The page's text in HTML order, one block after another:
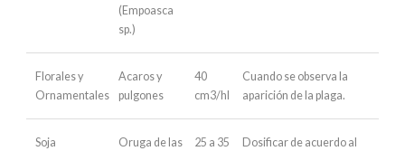
(Empoasca
sp.)
Florales y
Ornamentales
Acaros y
pulgones
40
cm3/hl
Cuando se observa la
aparición de la plaga.
Soja
Oruga de las
25 a 35
Dosificar de acuerdo al